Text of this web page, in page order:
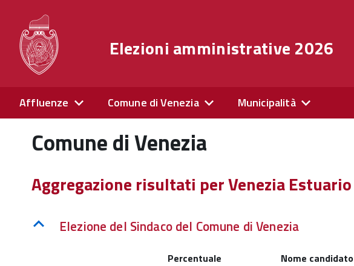
Elezioni amministrative 2026
Affluenze Comune di Venezia Municipalità
Comune di Venezia
Aggregazione risultati per Venezia Estuario
Elezione del Sindaco del Comune di Venezia
Percentuale Nome candidato